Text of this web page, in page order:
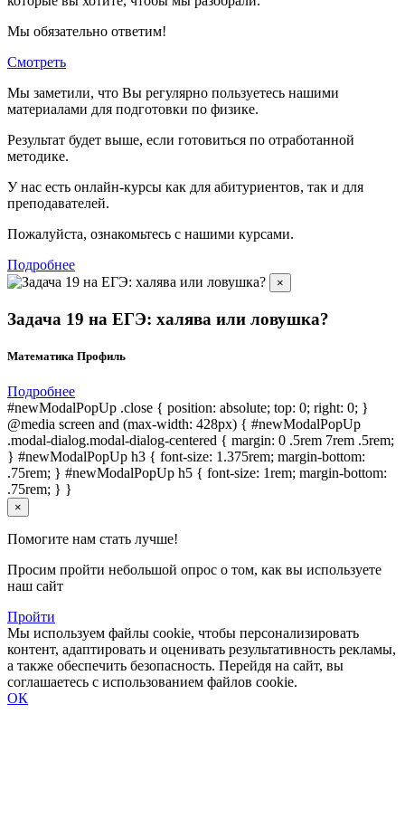
Мы обязательно ответим!
Смотреть
Мы заметили, что Вы регулярно пользуетесь нашими
материалами для подготовки по физике.
Результат будет выше, если готовиться по отработанной
методике.
У нас есть онлайн-курсы как для абитуриентов, так и для
преподавателей.
Пожалуйста, ознакомьтесь с нашими курсами.
Подробнее
×
Задача 19 на ЕГЭ: халява или ловушка?
Математика Профиль
Подробнее
#newModalPopUp .close { position: absolute; top: 0; right: 0; }
@media screen and (max-width: 428px) { #newModalPopUp
.modal-dialog.modal-dialog-centered { margin: 0 .5rem 7rem .5rem;
} #newModalPopUp h3 { font-size: 1.375rem; margin-bottom:
.75rem; } #newModalPopUp h5 { font-size: 1rem; margin-bottom:
.75rem; } }
×
Помогите нам стать лучше!
Просим пройти небольшой опрос о том, как вы используете
наш сайт
Пройти
Мы используем файлы cookie, чтобы персонализировать
контент, адаптировать и оценивать результативность рекламы,
а также обеспечить безопасность. Перейдя на сайт, вы
соглашаетесь с использованием файлов cookie.
ОК